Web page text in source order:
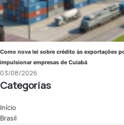
Como nova lei sobre crédito às exportações
impulsionar empresas de Cuiabá
03/08/2026
Categorias
Início
Brasil